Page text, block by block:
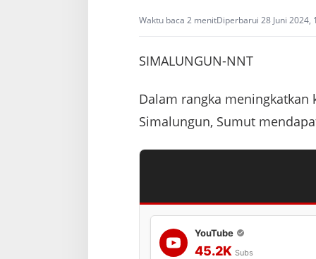
e
s
a
i
u
u
e
n
h
O
Waktu baca 2 menitDiperbarui 28 Juni 2024,
SIMALUNGUN-NNT
Dalam rangka meningkatkan
Simalungun, Sumut
YouTube
45.2K Subs